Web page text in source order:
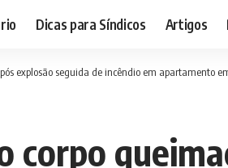
Dicas para Síndicos Artigos
explosão seguida de incêndio em apartamento